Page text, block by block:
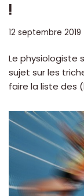
!
12 septembre 2019
Le physiologiste
sujet sur les
faire la liste des